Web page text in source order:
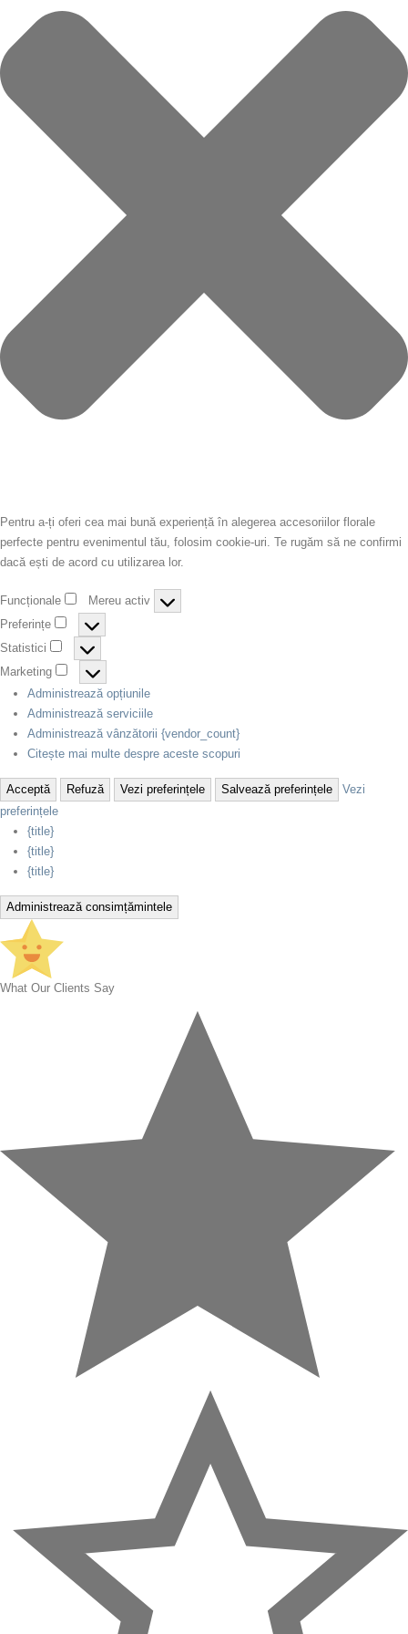
Pentru a-ți oferi cea mai bună experiență în alegerea accesoriilor florale
perfecte pentru evenimentul tău, folosim cookie-uri. Te rugăm să ne confirmi
dacă ești de acord cu utilizarea lor.
Funcționale
Mereu activ
Preferințe
Statistici
Marketing
Administrează opțiunile
Administrează serviciile
Administrează vânzătorii {vendor_count}
Citește mai multe despre aceste scopuri
Acceptă Refuză Vezi preferințele Salvează preferințele
Vezi
preferințele
{title}
{title}
{title}
Administrează consimțămintele
What Our Clients Say